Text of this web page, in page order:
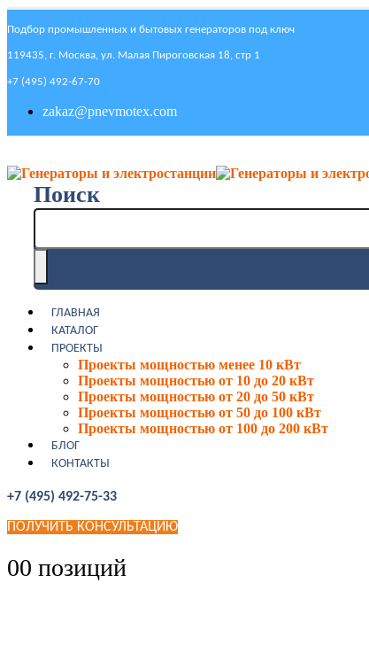
Подбор промышленных и бытовых генераторов под ключ
119435, г. Москва, ул. Малая Пироговская 18, стр 1
+7 (495) 492-67-70
zakaz@pnevmotex.com
Поиск
ГЛАВНАЯ
КАТАЛОГ
ПРОЕКТЫ
Проекты мощностью менее 10 кВт
Проекты мощностью от 10 до 20 кВт
Проекты мощностью от 20 до 50 кВт
Проекты мощностью от 50 до 100 кВт
Проекты мощностью от 100 до 200 кВт
БЛОГ
КОНТАКТЫ
+7 (495) 492-75-33
ПОЛУЧИТЬ КОНСУЛЬТАЦИЮ
00 позиций